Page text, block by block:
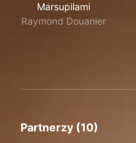
Marsupilami
Raymond Douanier
Partnerzy (10)